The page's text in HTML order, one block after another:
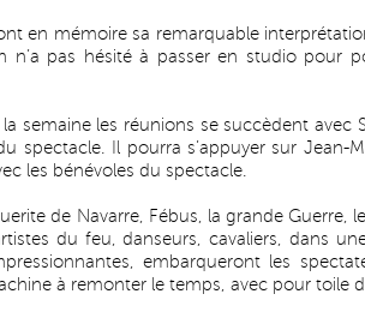
en mémoire sa remarquable
n’a pas hésité à passer en studio pour
semaine les réunions se succèdent avec
spectacle. Il pourra s’appuyer sur Jean-
les bénévoles du spectacle.
de Navarre, Fébus, la grande Guerre,
du feu, danseurs, cavaliers, dans
embarqueront les
à remonter le temps, avec pour toile